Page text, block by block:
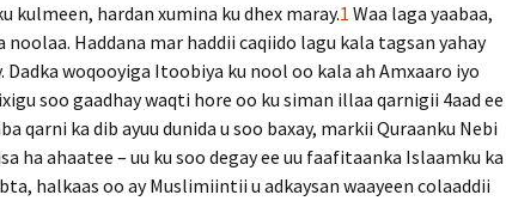
kulmeen, hardan xumina ku dhex maray.1 Waa laga yaabaa,
noolaa. Haddana mar haddii caqiido lagu kala tagsan yahay
woqooyiga Itoobiya ku nool oo kala ah Amxaaro iyo
soo gaadhay waqti hore oo ku siman illaa qarnigii 4aad ee
qarni ka dib ayuu dunida u soo baxay, markii Quraanku Nebi
ha ahaatee – uu ku soo degay ee uu faafitaanka Islaamku ka
halkaas oo ay Muslimiintii u adkaysan waayeen colaaddii